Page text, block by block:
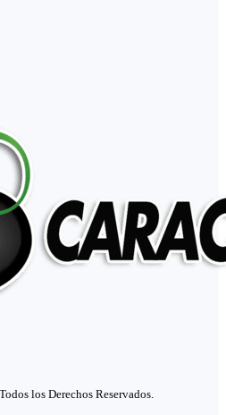
los Derechos Reservados.